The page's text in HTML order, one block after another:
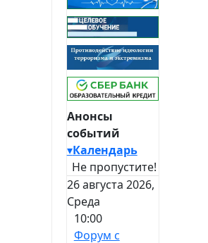
Анонсы
событий
▾Календарь
Не пропустите!
26 августа 2026,
Среда
10:00
Форум с